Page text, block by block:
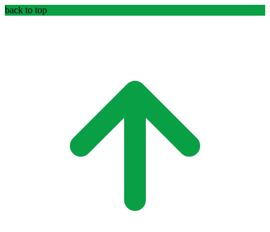
back to top